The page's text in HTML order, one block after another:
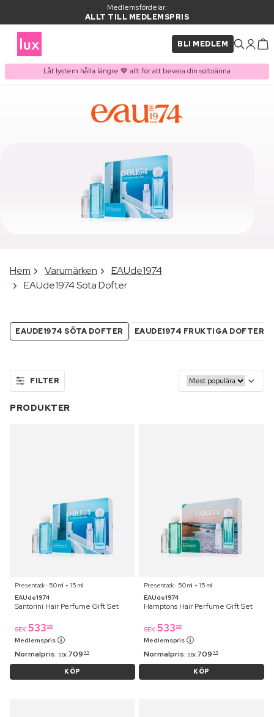
Medlemsfördelar:
ALLT TILL MEDLEMSPRIS
BLI MEDLEM
Låt lystern hålla längre 🤎 allt för att bevara din solbränna
Hem Varumärken
EAUde1974
EAUde1974 Söta Dofter
EAUDE1974 SÖTA DOFTER EAUDE1974 FRUKTIGA DOFTER
FILTER
PRODUKTER
Presentask ⋅ 50 ml + 15 ml
EAUde1974
Santorini Hair Perfume Gift Set
SEK 533 95
Medlemspris
Normalpris: SEK 709 95
KÖP
Presentask ⋅ 50 ml + 15 ml
EAUde1974
Hamptons Hair Perfume Gift Set
SEK 533 95
Medlemspris
Normalpris: SEK 709 95
KÖP